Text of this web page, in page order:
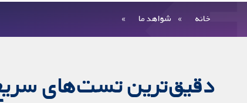
بستن جستجو ✖
خانه شواهد ما
دقیق‌ترین تست‌های سریع